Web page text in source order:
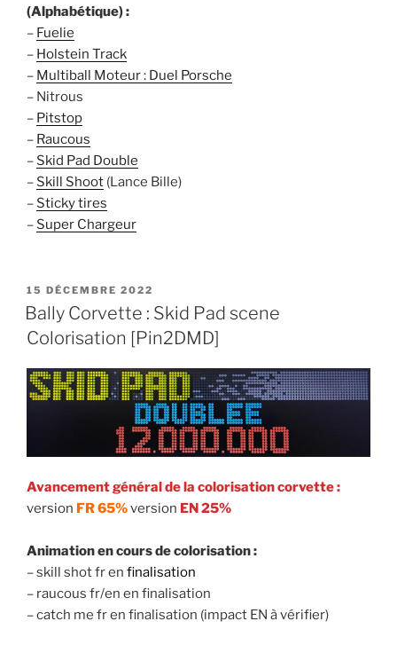
(Alphabétique) :
– Fuelie
– Holstein Track
– Multiball Moteur : Duel Porsche
– Nitrous
– Pitstop
– Raucous
– Skid Pad Double
– Skill Shoot (Lance Bille)
– Sticky tires
– Super Chargeur
PUBLIÉ
LE
15 DÉCEMBRE 2022
Bally Corvette : Skid Pad scene
Colorisation [Pin2DMD]
Avancement général de la colorisation corvette :
version FR 65%version EN 25%
Animation en cours de colorisation :
– skill shot fr en finalisation
– raucous fr/en en finalisation
– catch me fr en finalisation (impact EN à vérifier)